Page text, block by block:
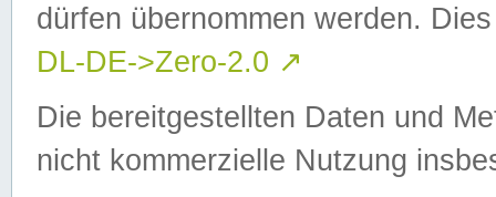
dürfen übernommen werden.
DL-DE->Zero-2.0 ↗
Die bereitgestellten Daten und
nicht kommerzielle Nutzung